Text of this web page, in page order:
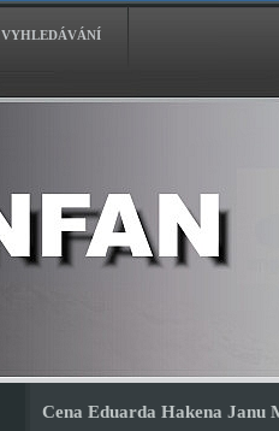
VYHLEDÁVÁNÍ
Cena Eduarda Hakena Janu